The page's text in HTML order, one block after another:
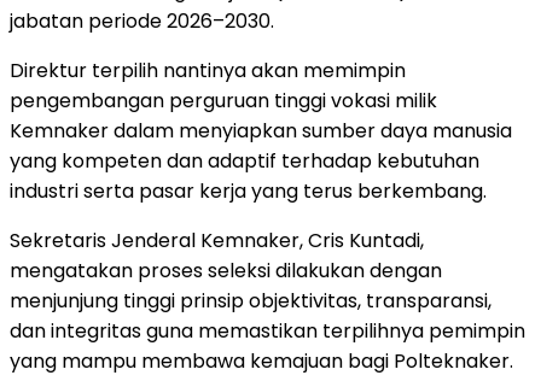
jabatan periode 2026–2030.
Direktur terpilih nantinya akan memimpin
pengembangan perguruan tinggi vokasi milik
Kemnaker dalam menyiapkan sumber daya manusia
yang kompeten dan adaptif terhadap kebutuhan
industri serta pasar kerja yang terus berkembang.
Sekretaris Jenderal Kemnaker, Cris Kuntadi,
mengatakan proses seleksi dilakukan dengan
menjunjung tinggi prinsip objektivitas, transparansi,
dan integritas guna memastikan terpilihnya pemimpin
yang mampu membawa kemajuan bagi Polteknaker.